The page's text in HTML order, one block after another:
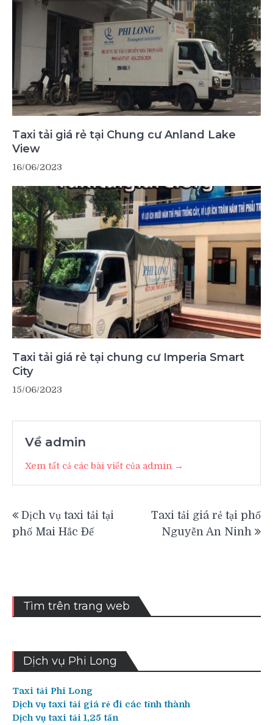
Taxi tải giá rẻ tại Chung cư Anland Lake
View
16/06/2023
Taxi tải giá rẻ tại chung cư Imperia Smart
City
15/06/2023
Về admin
Xem tất cả các bài viết của admin →
hướng
Dịch vụ taxi tải tại
phố Mai Hắc Đế
Taxi tải giá rẻ tại phố
Nguyễn An Ninh
Tìm trên trang web
Dịch vụ Phi Long
Taxi tải Phi Long
Dịch vụ taxi tải giá rẻ đi các tỉnh thành
Dịch vụ taxi tải 1,25 tấn